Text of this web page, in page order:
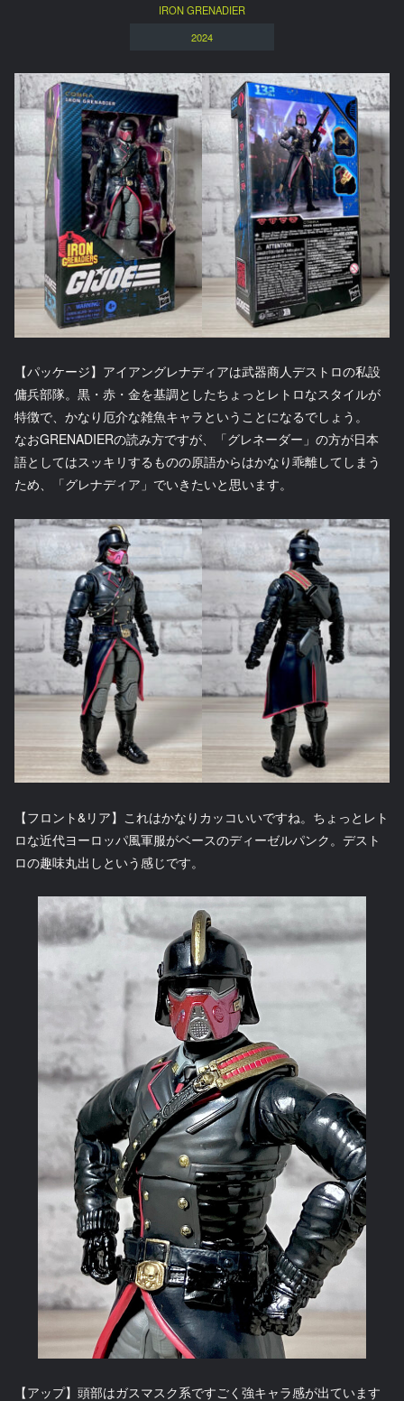
IRON GRENADIER
2024
【パッケージ】アイアングレナディアは武器商人デストロの私設
傭兵部隊。黒・赤・金を基調としたちょっとレトロなスタイルが
特徴で、かなり厄介な雑魚キャラということになるでしょう。
なおGRENADIERの読み方ですが、「グレネーダー」の方が日本
語としてはスッキリするものの原語からはかなり乖離してしまう
ため、「グレナディア」でいきたいと思います。
【フロント&リア】これはかなりカッコいいですね。ちょっとレト
ロな近代ヨーロッパ風軍服がベースのディーゼルパンク。デスト
ロの趣味丸出しという感じです。
【アップ】頭部はガスマスク系ですごく強キャラ感が出ています